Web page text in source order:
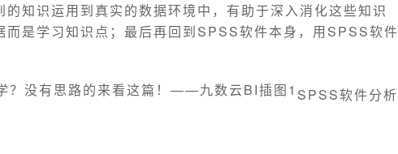
知识运用到真实的数据环境中，有助于深入消化这些知识
而是学习知识点；最后再回到SPSS软件本身，用SPSS软件
SPSS软件分析